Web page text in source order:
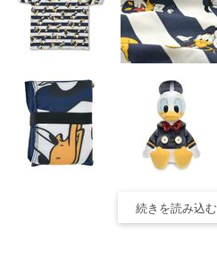
続きを読み込む